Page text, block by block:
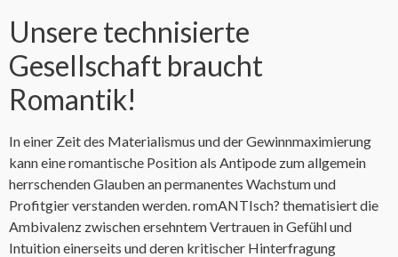
Unsere technisierte
Gesellschaft braucht
Romantik!
In einer Zeit des Materialismus und der Gewinnmaximierung
kann eine romantische Position als Antipode zum allgemein
herrschenden Glauben an permanentes Wachstum und
Profitgier verstanden werden. romANTIsch? thematisiert die
Ambivalenz zwischen ersehntem Vertrauen in Gefühl und
Intuition einerseits und deren kritischer Hinterfragung